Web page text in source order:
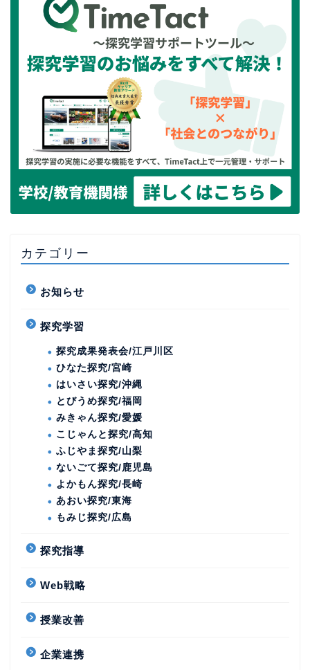
カテゴリー
お知らせ
探究学習
探究成果発表会/江戸川区
ひなた探究/宮崎
はいさい探究/沖縄
とびうめ探究/福岡
みきゃん探究/愛媛
こじゃんと探究/高知
ふじやま探究/山梨
ないごて探究/鹿児島
よかもん探究/長崎
あおい探究/東海
もみじ探究/広島
探究指導
Web戦略
授業改善
企業連携